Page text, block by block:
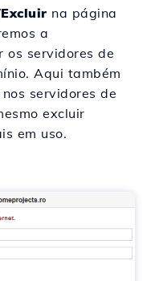
na página
a
os servidores de
Aqui também
servidores de
excluir
em uso.